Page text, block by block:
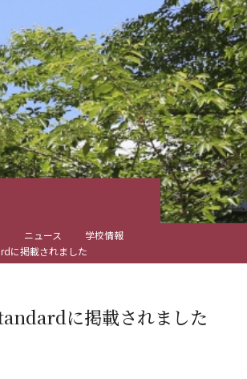
ニュース
学校情報
に掲載されました
に掲載されました